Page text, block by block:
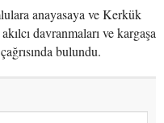
anayasaya ve Kerkük
davranmaları ve kargaşa
bulundu.